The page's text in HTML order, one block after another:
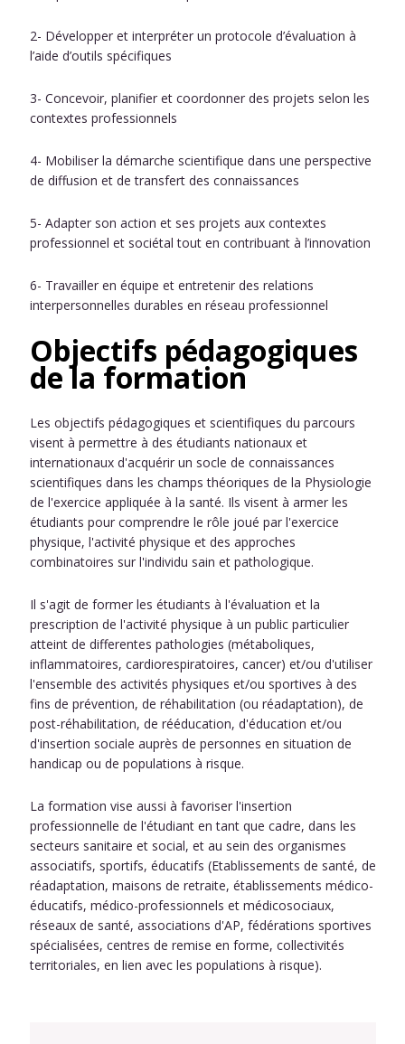
2- Développer et interpréter un protocole d’évaluation à
l’aide d’outils spécifiques
3- Concevoir, planifier et coordonner des projets selon les
contextes professionnels
4- Mobiliser la démarche scientifique dans une perspective
de diffusion et de transfert des connaissances
5- Adapter son action et ses projets aux contextes
professionnel et sociétal tout en contribuant à l’innovation
6- Travailler en équipe et entretenir des relations
interpersonnelles durables en réseau professionnel
Objectifs pédagogiques
de la formation
Les objectifs pédagogiques et scientifiques du parcours
visent à permettre à des étudiants nationaux et
internationaux d'acquérir un socle de connaissances
scientifiques dans les champs théoriques de la Physiologie
de l'exercice appliquée à la santé. Ils visent à armer les
étudiants pour comprendre le rôle joué par l'exercice
physique, l'activité physique et des approches
combinatoires sur l'individu sain et pathologique.
Il s'agit de former les étudiants à l'évaluation et la
prescription de l'activité physique à un public particulier
atteint de differentes pathologies (métaboliques,
inflammatoires, cardiorespiratoires, cancer) et/ou d'utiliser
l'ensemble des activités physiques et/ou sportives à des
fins de prévention, de réhabilitation (ou réadaptation), de
post-réhabilitation, de rééducation, d'éducation et/ou
d'insertion sociale auprès de personnes en situation de
handicap ou de populations à risque.
La formation vise aussi à favoriser l'insertion
professionnelle de l'étudiant en tant que cadre, dans les
secteurs sanitaire et social, et au sein des organismes
associatifs, sportifs, éducatifs (Etablissements de santé, de
réadaptation, maisons de retraite, établissements médico-
éducatifs, médico-professionnels et médicosociaux,
réseaux de santé, associations d'AP, fédérations sportives
spécialisées, centres de remise en forme, collectivités
territoriales, en lien avec les populations à risque).